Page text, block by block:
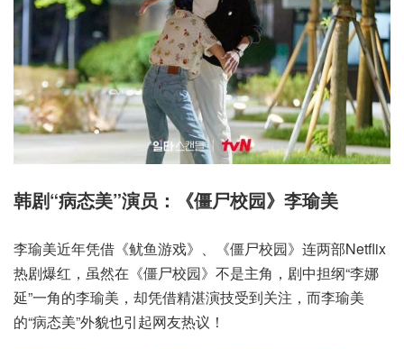
韩剧“病态美”演员：《僵尸校园》李瑜美
李瑜美近年凭借《鱿鱼游戏》、《僵尸校园》连两部Netflix
热剧爆红，虽然在《僵尸校园》不是主角，剧中担纲“李娜
延”一角的李瑜美，却凭借精湛演技受到关注，而李瑜美
的“病态美”外貌也引起网友热议！